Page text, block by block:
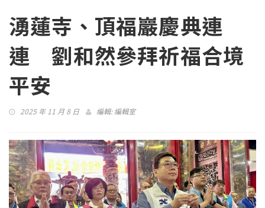
湧蓮寺、頂福巖慶典連
連 劉和然參拜祈福合境
平安
2025 年 11 月 8 日 編輯:編輯室